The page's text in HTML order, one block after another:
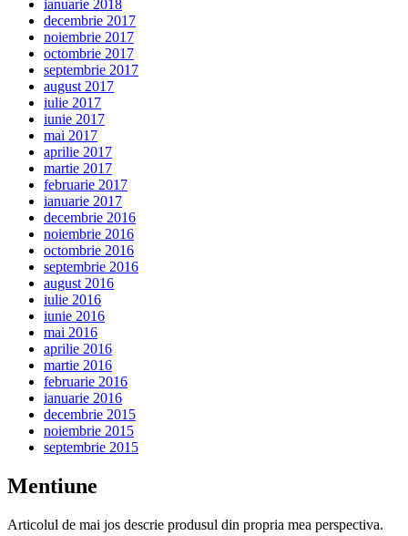
ianuarie 2018
decembrie 2017
noiembrie 2017
octombrie 2017
septembrie 2017
august 2017
iulie 2017
iunie 2017
mai 2017
aprilie 2017
martie 2017
februarie 2017
ianuarie 2017
decembrie 2016
noiembrie 2016
octombrie 2016
septembrie 2016
august 2016
iulie 2016
iunie 2016
mai 2016
aprilie 2016
martie 2016
februarie 2016
ianuarie 2016
decembrie 2015
noiembrie 2015
septembrie 2015
Mentiune
Articolul de mai jos descrie produsul din propria mea perspectiva.